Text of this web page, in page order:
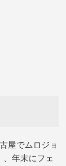
屋でムロジョ
年末にフェ